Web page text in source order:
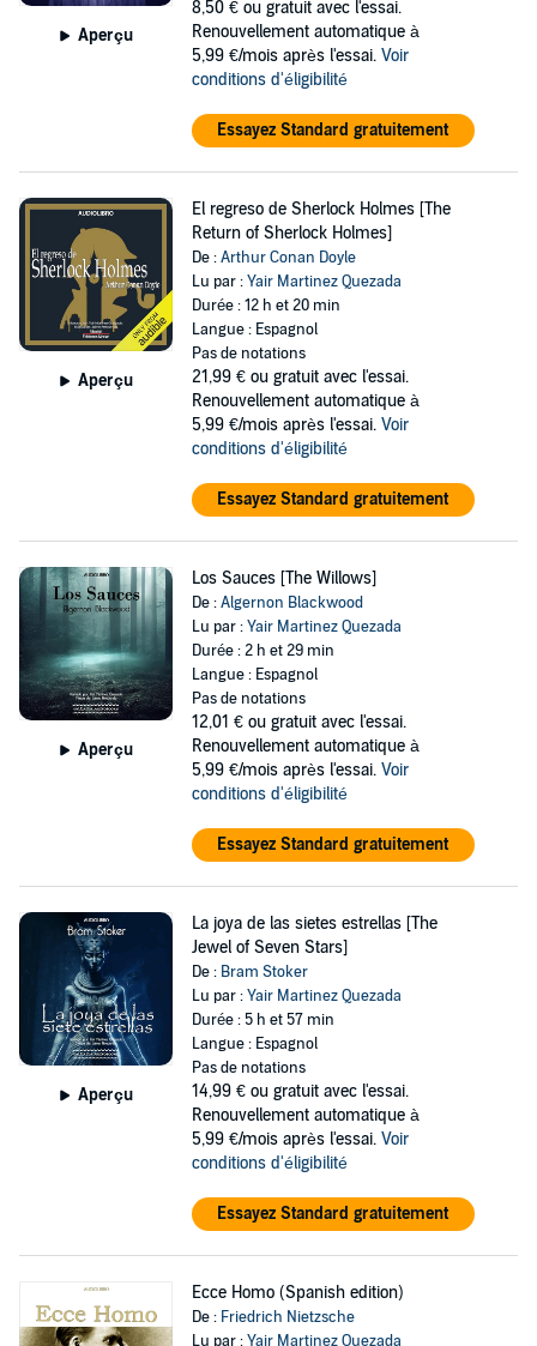
Aperçu
8,50 € ou gratuit avec l'essai.
Renouvellement automatique à
5,99 €/mois après l'essai. Voir
conditions d'éligibilité
Essayez Standard gratuitement
Aperçu
El regreso de Sherlock Holmes [The
Return of Sherlock Holmes]
De :Arthur Conan Doyle
Lu par :Yair Martinez Quezada
Durée : 12 h et 20 min
Langue : Espagnol
Pas de notations
21,99 € ou gratuit avec l'essai.
Renouvellement automatique à
5,99 €/mois après l'essai. Voir
conditions d'éligibilité
Essayez Standard gratuitement
Aperçu
Los Sauces [The Willows]
De :Algernon Blackwood
Lu par :Yair Martinez Quezada
Durée : 2 h et 29 min
Langue : Espagnol
Pas de notations
12,01 € ou gratuit avec l'essai.
Renouvellement automatique à
5,99 €/mois après l'essai. Voir
conditions d'éligibilité
Essayez Standard gratuitement
Aperçu
La joya de las sietes estrellas [The
Jewel of Seven Stars]
De : Bram Stoker
Lu par :Yair Martinez Quezada
Durée : 5 h et 57 min
Langue : Espagnol
Pas de notations
14,99 € ou gratuit avec l'essai.
Renouvellement automatique à
5,99 €/mois après l'essai. Voir
conditions d'éligibilité
Essayez Standard gratuitement
Ecce Homo (Spanish edition)
De : Friedrich Nietzsche
Lu par :Yair Martinez Quezada